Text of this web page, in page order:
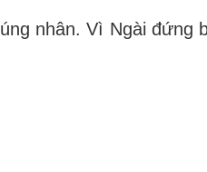
nhân. Vì Ngài đứng